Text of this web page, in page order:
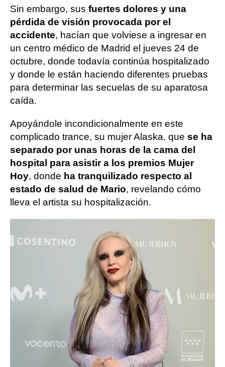
Sin embargo, sus fuertes dolores y una
pérdida de visión provocada por el
accidente, hacían que volviese a ingresar en
un centro médico de Madrid el jueves 24 de
octubre, donde todavía continúa hospitalizado
y donde le están haciendo diferentes pruebas
para determinar las secuelas de su aparatosa
caída.
Apoyándole incondicionalmente en este
complicado trance, su mujer Alaska, que se ha
separado por unas horas de la cama del
hospital para asistir a los premios Mujer
Hoy, donde ha tranquilizado respecto al
estado de salud de Mario, revelando cómo
lleva el artista su hospitalización.